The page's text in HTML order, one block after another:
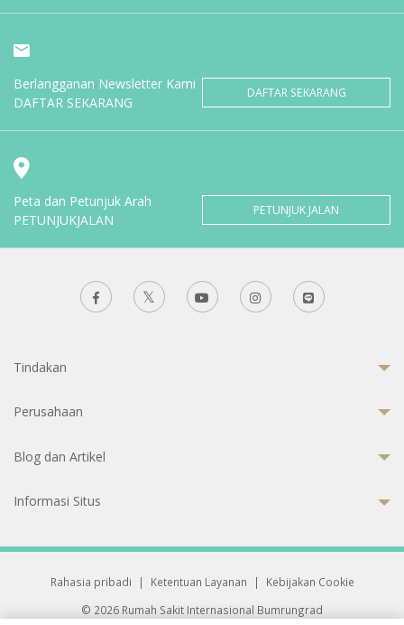
Berlangganan Newsletter Kami
DAFTAR SEKARANG
DAFTAR SEKARANG
Peta dan Petunjuk Arah
PETUNJUKJALAN
PETUNJUK JALAN
Tindakan
Perusahaan
Blog dan Artikel
Informasi Situs
Rahasia pribadi | Ketentuan Layanan |
Kebijakan Cookie
© 2026 Rumah Sakit Internasional Bumrungrad